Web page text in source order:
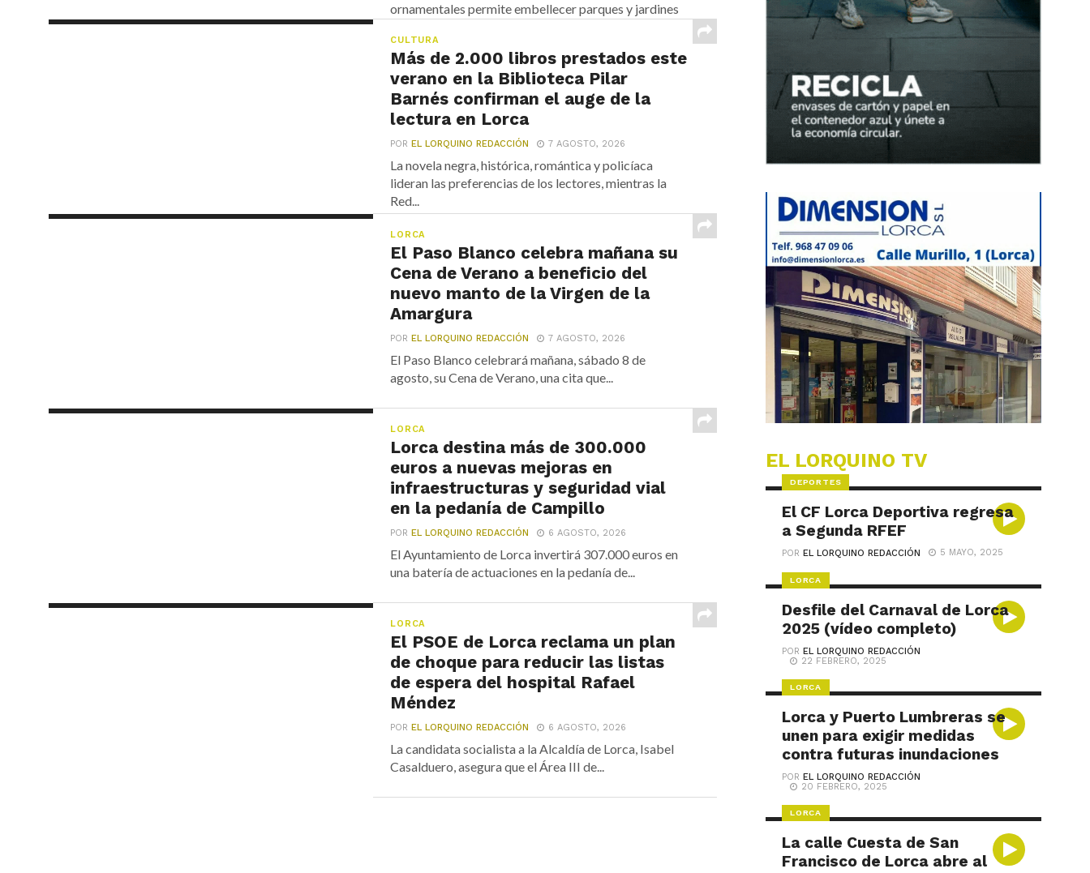
ornamentales permite embellecer parques y jardines
CULTURA
Más de 2.000 libros prestados este
verano en la Biblioteca Pilar
Barnés confirman el auge de la
lectura en Lorca
POREL LORQUINO REDACCIÓN 7 AGOSTO, 2026
La novela negra, histórica, romántica y policíaca
lideran las preferencias de los lectores, mientras la
Red...
LORCA
El Paso Blanco celebra mañana su
Cena de Verano a beneficio del
nuevo manto de la Virgen de la
Amargura
POREL LORQUINO REDACCIÓN 7 AGOSTO, 2026
El Paso Blanco celebrará mañana, sábado 8 de
agosto, su Cena de Verano, una cita que...
LORCA
Lorca destina más de 300.000
euros a nuevas mejoras en
infraestructuras y seguridad vial
en la pedanía de Campillo
POREL LORQUINO REDACCIÓN 6 AGOSTO, 2026
El Ayuntamiento de Lorca invertirá 307.000 euros en
una batería de actuaciones en la pedanía de...
LORCA
El PSOE de Lorca reclama un plan
de choque para reducir las listas
de espera del hospital Rafael
Méndez
POREL LORQUINO REDACCIÓN 6 AGOSTO, 2026
La candidata socialista a la Alcaldía de Lorca, Isabel
Casalduero, asegura que el Área III de...
EL LORQUINO TV
DEPORTES
El CF Lorca Deportiva regresa
a Segunda RFEF
POREL LORQUINO REDACCIÓN 5 MAYO, 2025
LORCA
Desfile del Carnaval de Lorca
2025 (vídeo completo)
POREL LORQUINO REDACCIÓN
22 FEBRERO, 2025
LORCA
Lorca y Puerto Lumbreras se
unen para exigir medidas
contra futuras inundaciones
POREL LORQUINO REDACCIÓN
20 FEBRERO, 2025
LORCA
La calle Cuesta de San
Francisco de Lorca abre al